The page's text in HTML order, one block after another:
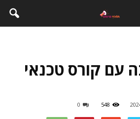
עם קורס טכנאי
548
0